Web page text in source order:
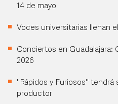
14 de mayo
Voces universitarias llenan
Conciertos en Guadalajara:
2026
"Rápidos y Furiosos"
productor